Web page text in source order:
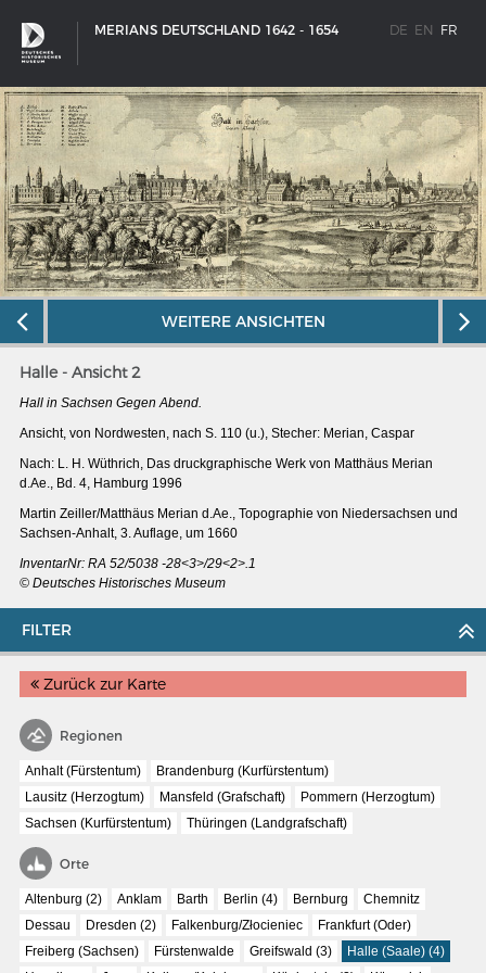
MERIANS DEUTSCHLAND 1642 - 1654 DE EN FR
Entwicklungen im europäischen Schiffbau
MERIANS DEUTSCHLAND 1642 - 1654
Interaktive Karte
Bildergalerie Topographia Germaniae
FILTER
Zurück zur Karte
Regionen
Anhalt (Fürstentum)
Brandenburg (Kurfürstentum)
Lausitz (Herzogtum)
Mansfeld (Grafschaft)
Pommern (Herzogtum)
Sachsen (Kurfürstentum)
Thüringen (Landgrafschaft)
Orte
Altenburg (2) Anklam Barth Berlin (4) Bernburg
Chemnitz
Dessau
Dresden (2) Falkenburg/Złocieniec
Frankfurt (Oder)
Freiberg (Sachsen)
Fürstenwalde Greifswald (3)
Halle (Saale) (4)
WEITERE ANSICHTEN
Halle - Ansicht 2
Hall in Sachsen Gegen Abend.
Ansicht, von Nordwesten, nach S. 110 (u.), Stecher: Merian, Caspar
Nach: L. H. Wüthrich, Das druckgraphische Werk von Matthäus Merian
d.Ae., Bd. 4, Hamburg 1996
Martin Zeiller/Matthäus Merian d.Ae., Topographie von Niedersachsen und
Sachsen-Anhalt, 3. Auflage, um 1660
InventarNr: RA 52/5038 -28<3>/29<2>.1
© Deutsches Historisches Museum